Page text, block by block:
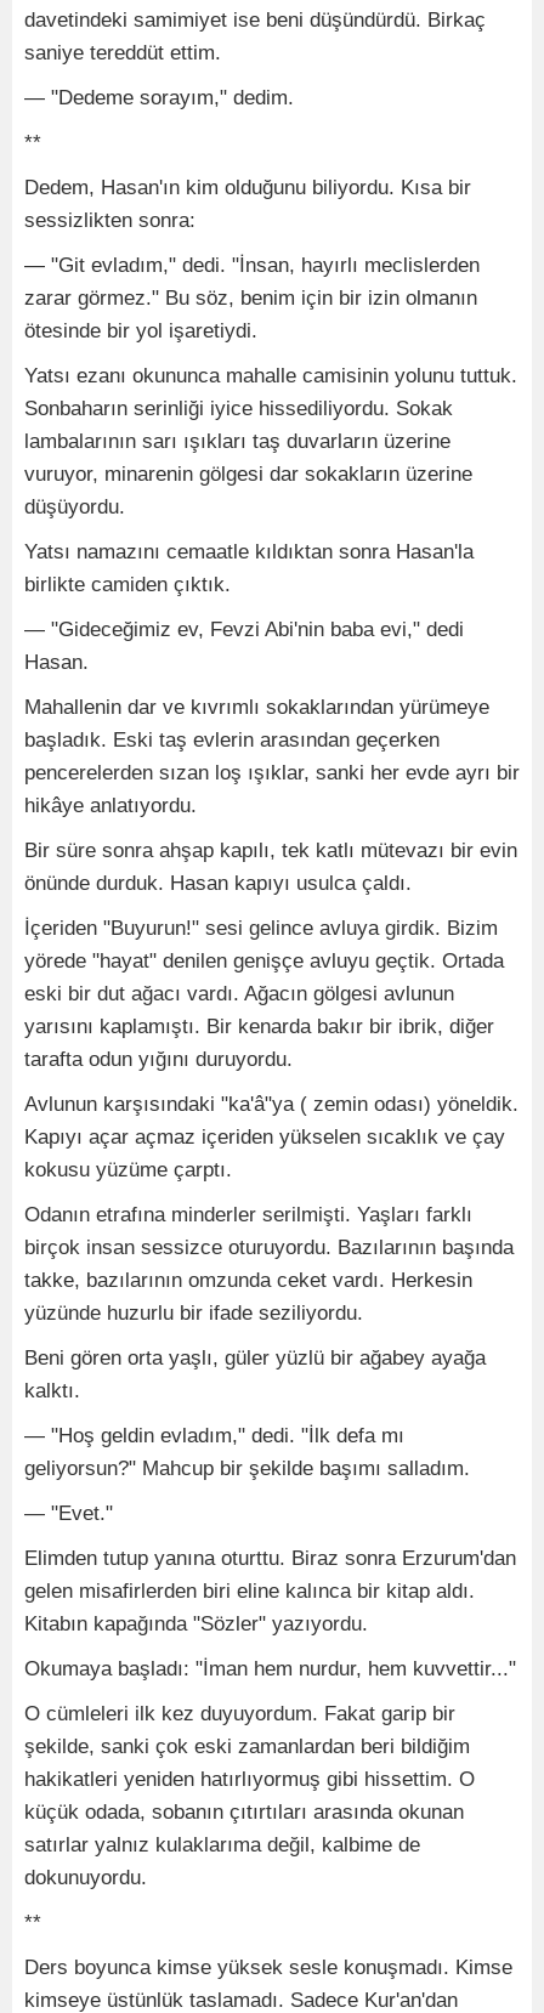
davetindeki samimiyet ise beni düşündürdü. Birkaç
saniye tereddüt ettim.
— "Dedeme sorayım," dedim.
**
Dedem, Hasan'ın kim olduğunu biliyordu. Kısa bir
sessizlikten sonra:
— "Git evladım," dedi. "İnsan, hayırlı meclislerden
zarar görmez." Bu söz, benim için bir izin olmanın
ötesinde bir yol işaretiydi.
Yatsı ezanı okununca mahalle camisinin yolunu tuttuk.
Sonbaharın serinliği iyice hissediliyordu. Sokak
lambalarının sarı ışıkları taş duvarların üzerine
vuruyor, minarenin gölgesi dar sokakların üzerine
düşüyordu.
Yatsı namazını cemaatle kıldıktan sonra Hasan'la
birlikte camiden çıktık.
— "Gideceğimiz ev, Fevzi Abi'nin baba evi," dedi
Hasan.
Mahallenin dar ve kıvrımlı sokaklarından yürümeye
başladık. Eski taş evlerin arasından geçerken
pencerelerden sızan loş ışıklar, sanki her evde ayrı bir
hikâye anlatıyordu.
Bir süre sonra ahşap kapılı, tek katlı mütevazı bir evin
önünde durduk. Hasan kapıyı usulca çaldı.
İçeriden "Buyurun!" sesi gelince avluya girdik. Bizim
yörede "hayat" denilen genişçe avluyu geçtik. Ortada
eski bir dut ağacı vardı. Ağacın gölgesi avlunun
yarısını kaplamıştı. Bir kenarda bakır bir ibrik, diğer
tarafta odun yığını duruyordu.
Avlunun karşısındaki "ka'â"ya ( zemin odası) yöneldik.
Kapıyı açar açmaz içeriden yükselen sıcaklık ve çay
kokusu yüzüme çarptı.
Odanın etrafına minderler serilmişti. Yaşları farklı
birçok insan sessizce oturuyordu. Bazılarının başında
takke, bazılarının omzunda ceket vardı. Herkesin
yüzünde huzurlu bir ifade seziliyordu.
Beni gören orta yaşlı, güler yüzlü bir ağabey ayağa
kalktı.
— "Hoş geldin evladım," dedi. "İlk defa mı
geliyorsun?" Mahcup bir şekilde başımı salladım.
— "Evet."
Elimden tutup yanına oturttu. Biraz sonra Erzurum'dan
gelen misafirlerden biri eline kalınca bir kitap aldı.
Kitabın kapağında "Sözler" yazıyordu.
Okumaya başladı: "İman hem nurdur, hem kuvvettir..."
O cümleleri ilk kez duyuyordum. Fakat garip bir
şekilde, sanki çok eski zamanlardan beri bildiğim
hakikatleri yeniden hatırlıyormuş gibi hissettim. O
küçük odada, sobanın çıtırtıları arasında okunan
satırlar yalnız kulaklarıma değil, kalbime de
dokunuyordu.
**
Ders boyunca kimse yüksek sesle konuşmadı. Kimse
kimseye üstünlük taslamadı. Sadece Kur'an'dan